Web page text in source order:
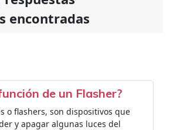
encontradas
de un Flasher?
o flashers, son dispositivos que
y apagar algunas luces del